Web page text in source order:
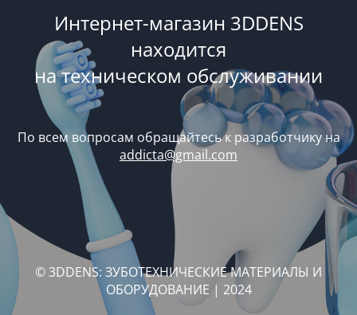
Интернет-магазин 3DDENS
находится
на техническом обслуживании
По всем вопросам обращайтесь к разработчику на
addicta@gmail.com
© 3DDENS: ЗУБОТЕХНИЧЕСКИЕ МАТЕРИАЛЫ И
ОБОРУДОВАНИЕ | 2024